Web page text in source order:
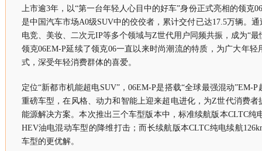
上市逾3年，以“第一台年轻人心目中的好车”身份正式亮相的领克
是中国汽车市场A0级SUV中的佼佼者，累计交付已达17.5万辆。
电竞、美妆、二次元IP等多个领域与Z世代用户同频共振，成为“
领克06EM-P延续了领克06一直以来时尚潮流的特质，为广大年
式，深受年轻消费群体的喜爱。
定位“新都市机能超电SUV”，06EM-P是搭载“全球最强混动”EM-
重磅车型，在风格、动力和智能上迎来超电进化，为Z世代消费
能源解决方案。本次推出三个车型版本中，标准续航版本CLTC纯
HEV油电混动车型的降维打击；而长续航版本CLTC纯电续航
车型的更优解。